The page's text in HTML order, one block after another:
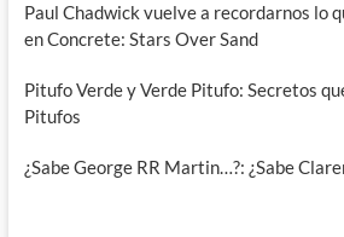
Paul Chadwick vuelve a recordarnos lo
en Concrete: Stars Over Sand
Pitufo Verde y Verde Pitufo: Secretos
Pitufos
¿Sabe George RR Martin…?: ¿Sabe